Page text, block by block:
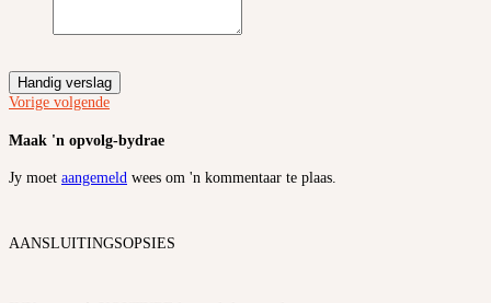
Handig verslag
Vorige volgende
Maak 'n opvolg-bydrae
Jy moet aangemeld wees om 'n kommentaar te plaas.
AANSLUITINGSOPSIES